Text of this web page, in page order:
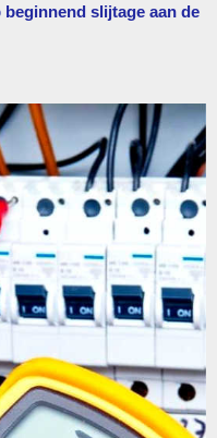
slijtage aan de